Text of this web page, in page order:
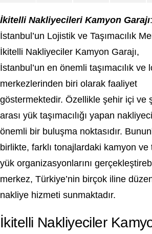
İkitelli Nakliyecileri Kamyon Garajı:
İstanbul’un Lojistik ve Taşımacılık
İkitelli Nakliyeciler Kamyon Garajı,
İstanbul’un en önemli taşımacılık ve
merkezlerinden biri olarak faaliyet
göstermektedir. Özellikle şehir içi ve
arası yük taşımacılığı yapan
önemli bir buluşma noktasıdır.
birlikte, farklı tonajlardaki kamyon ve
yük organizasyonlarını
merkez, Türkiye’nin birçok iline
nakliye hizmeti sunmaktadır.
İkitelli Nakliyeciler